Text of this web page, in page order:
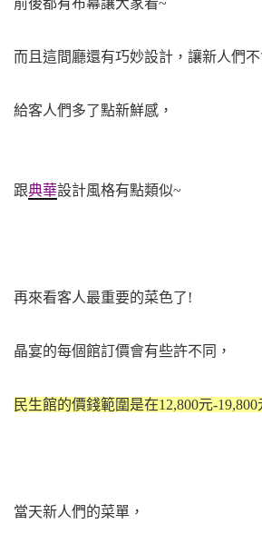
而且這間廳還有巧妙設計，讓新人們
給客人們多了點新鮮感，
跟典華設計風格有點類似~
再來看客人最重要的菜色了!
晶宴的每個館訂價會有些許不同，
民生館的價錢範圍是在12,800元-19,800
當天新人們的菜單，